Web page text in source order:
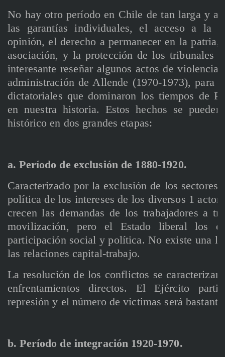
No hay otro período en Chile de tan larga y
las garantías individuales, el acceso a la
opinión, el derecho a permanecer en la
asociación, y la protección de los tribunales
interesante reseñar algunos actos de
administración de Allende (1970-1973), para
dictatoriales que dominaron los tiempos de
en nuestra historia. Estos hechos se
histórico en dos grandes etapas:
a. Período de exclusión de 1880-1920.
Caracterizado por la exclusión de los sectores
política de los intereses de los diversos 1
crecen las demandas de los trabajadores a
movilización, pero el Estado liberal los
participación social y política. No existe una
las relaciones capital-trabajo.
La resolución de los conflictos se
enfrentamientos directos. El Ejército
represión y el número de víctimas será
b. Período de integración 1920-1970.